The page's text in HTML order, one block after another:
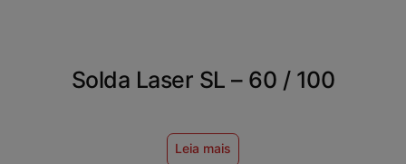
Solda Laser SL – 60 / 100
Leia mais